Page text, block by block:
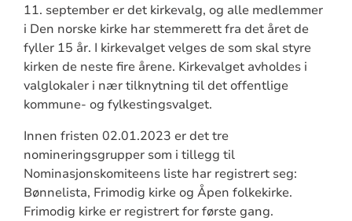
11. september er det kirkevalg, og alle medlemmer
i Den norske kirke har stemmerett fra det året de
fyller 15 år. I kirkevalget velges de som skal styre
kirken de neste fire årene. Kirkevalget avholdes i
valglokaler i nær tilknytning til det offentlige
kommune- og fylkestingsvalget.
Innen fristen 02.01.2023 er det tre
nomineringsgrupper som i tillegg til
Nominasjonskomiteens liste har registrert seg:
Bønnelista, Frimodig kirke og Åpen folkekirke.
Frimodig kirke er registrert for første gang.